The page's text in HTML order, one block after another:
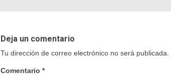
Deja un comentario
Tu dirección de correo electrónico no será publicada.
Comentario *